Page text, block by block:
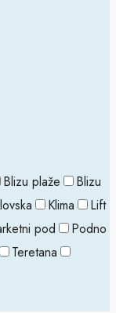
Blizu plaže
Blizu
Klima
Lift
pod
Podno
Teretana